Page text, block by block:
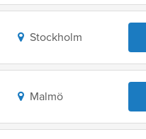
Stockholm
Malmö